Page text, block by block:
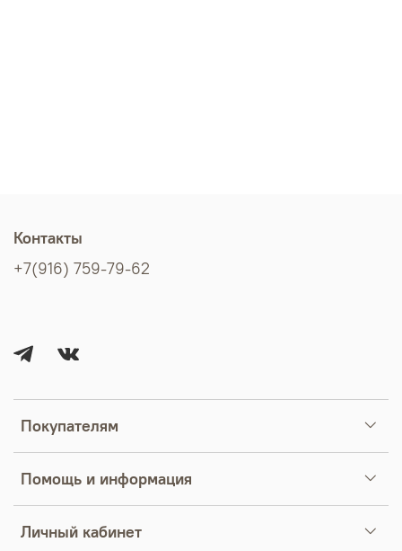
Покупателям
Помощь и информация
Личный кабинет
Контакты
+7(916) 759-79-62